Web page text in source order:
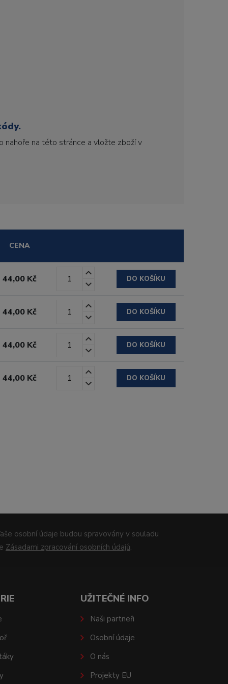
nahoře na této stránce a vložte zboží v
CENA
44,00 Kč DO KOŠÍKU
44,00 Kč DO KOŠÍKU
44,00 Kč DO KOŠÍKU
44,00 Kč DO KOŠÍKU
osobní údaje budou spravovány v souladu
Zásadami zpracování osobních údajů.
UŽITEČNÉ INFO
Naši partneři
Osobní údaje
O nás
Projekty EU